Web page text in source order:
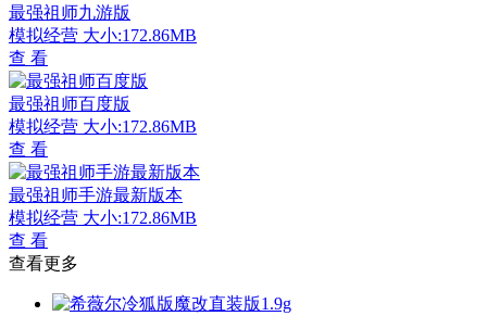
最强祖师九游版
模拟经营 大小:172.86MB
查 看
最强祖师百度版
模拟经营 大小:172.86MB
查 看
最强祖师手游最新版本
模拟经营 大小:172.86MB
查 看
查看更多